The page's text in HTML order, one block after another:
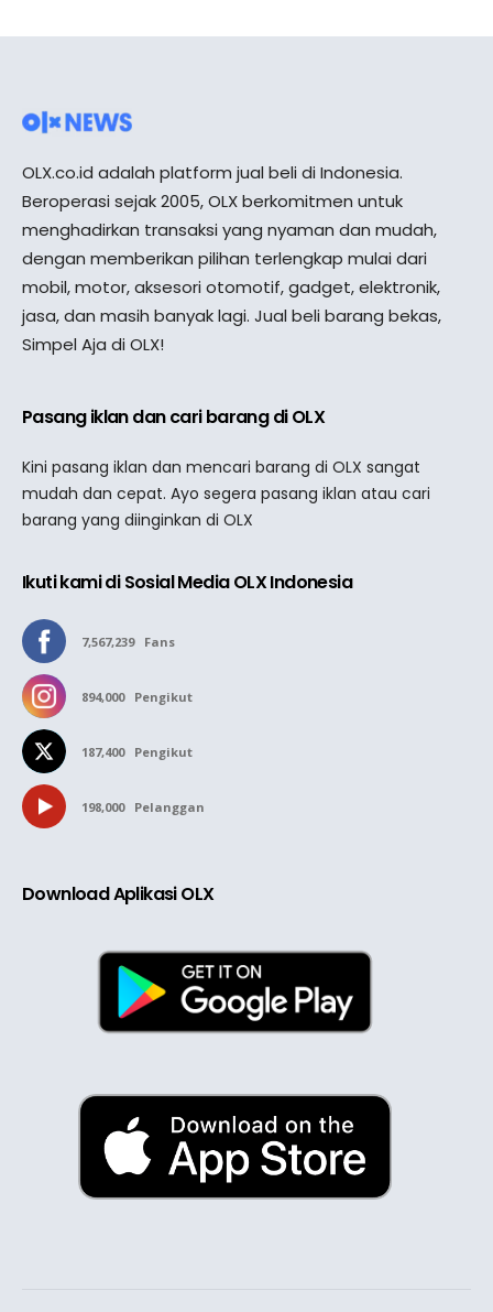
OLX.co.id adalah platform jual beli di Indonesia.
Beroperasi sejak 2005, OLX berkomitmen untuk
menghadirkan transaksi yang nyaman dan mudah,
dengan memberikan pilihan terlengkap mulai dari
mobil, motor, aksesori otomotif, gadget, elektronik,
jasa, dan masih banyak lagi. Jual beli barang bekas,
Simpel Aja di OLX!
Pasang iklan dan cari barang di OLX
Kini pasang iklan dan mencari barang di OLX sangat
mudah dan cepat. Ayo segera pasang iklan atau cari
barang yang diinginkan di OLX
Ikuti kami di Sosial Media OLX Indonesia
7,567,239 Fans
894,000 Pengikut
187,400 Pengikut
198,000 Pelanggan
Download Aplikasi OLX